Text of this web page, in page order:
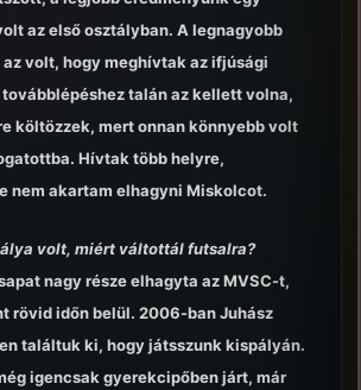
az első osztályban. A legnagyobb
volt, hogy meghívtak az ifjúsági
talán az kellett volna,
költözzek, mert onnan könnyebb volt
Hívtak több helyre,
nem akartam elhagyni Miskolcot.
volt, miért váltottál futsalra?
nagy része elhagyta az MVSC-t,
rövid időn belül. 2006-ban Juhász
találtuk ki, hogy játsszunk kispályán.
igencsak gyerekcipőben járt, már